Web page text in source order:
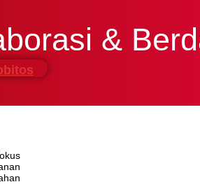
&
BITOS